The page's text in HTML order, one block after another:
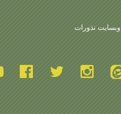
وبسایت نذورات